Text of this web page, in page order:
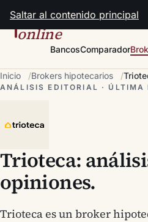
Saltar al contenido principal
hipotecas
online
BancosComparador
Inicio Brokers hipotecarios
ANÁLISIS EDITORIAL ·
Trioteca:
opiniones.
Trioteca es un broker